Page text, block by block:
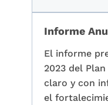
Informe
El informe
2023 del
claro y con
el